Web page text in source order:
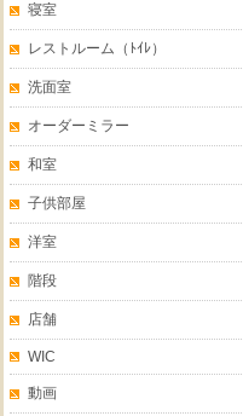
寝室
レストルーム（ﾄｲﾚ）
洗面室
オーダーミラー
和室
子供部屋
洋室
階段
店舗
WIC
動画